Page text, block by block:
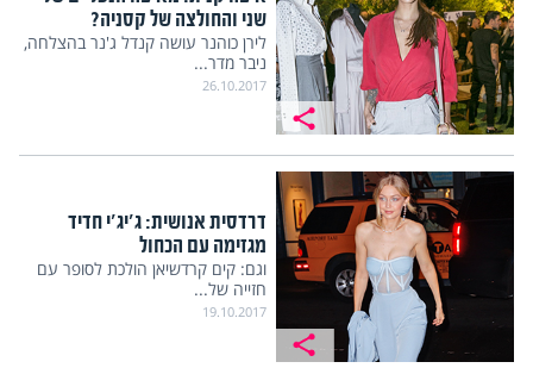
שני והחולצה של קסניה?
לירן כוהנר עושה קנדל ג'נר בהצלחה,
ניבר מדר...
26.10.2017
דרדסית אנושית: ג'יג'י חדיד
מגזימה עם הכחול
וגם: קים קרדשיאן הולכת לסופר עם
חזייה של...
19.10.2017